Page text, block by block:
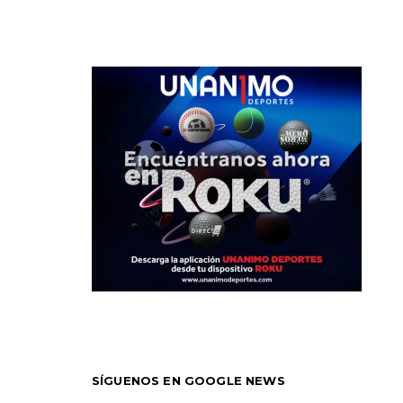
SÍGUENOS EN GOOGLE NEWS